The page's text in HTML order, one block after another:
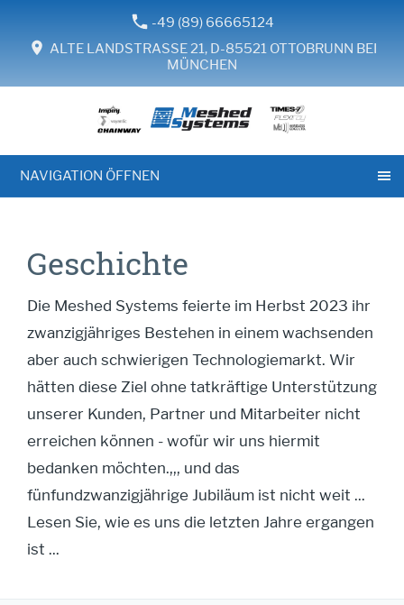
-49 (89) 66665124
ALTE LANDSTRASSE 21, D-85521 OTTOBRUNN BEI
MÜNCHEN
NAVIGATION ÖFFNEN
Geschichte
Die Meshed Systems feierte im Herbst 2023 ihr
zwanzigjähriges Bestehen in einem wachsenden
aber auch schwierigen Technologiemarkt. Wir
hätten diese Ziel ohne tatkräftige Unterstützung
unserer Kunden, Partner und Mitarbeiter nicht
erreichen können - wofür wir uns hiermit
bedanken möchten.,,, und das
fünfundzwanzigjährige Jubiläum ist nicht weit ...
Lesen Sie, wie es uns die letzten Jahre ergangen
ist ...